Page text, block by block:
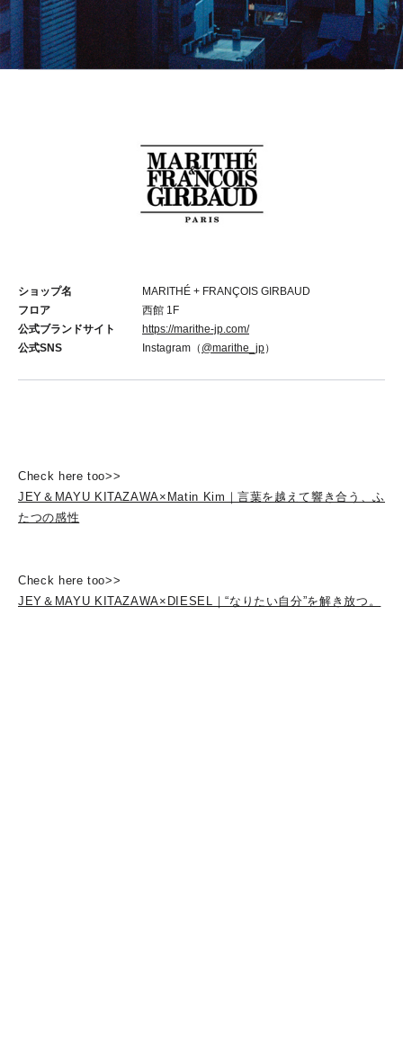
ショップ名
MARITHÉ + FRANÇOIS GIRBAUD
フロア
西館 1F
公式ブランドサイト
https://marithe-jp.com/
公式SNS
Instagram（ @marithe_jp）
Check here too>>
JEY＆MAYU KITAZAWA×Matin Kim｜言葉を越えて響き合う、ふ
たつの感性
Check here too>>
JEY＆MAYU KITAZAWA×DIESEL｜“なりたい自分”を解き放つ。